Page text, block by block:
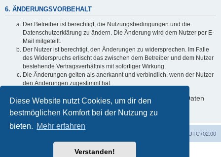
Diese Website nutzt Cookies, um dir den
bestmöglichen Komfort bei der Nutzung zu
bieten. Mehr erfahren
Verstanden!
6. ÄNDERUNGSVORBEHALT
Der Betreiber ist berechtigt, die Nutzungsbedingungen und die
Datenschutzerklärung zu ändern. Die Änderung wird dem Nutzer per E-
Mail mitgeteilt.
Der Nutzer ist berechtigt, den Änderungen zu widersprechen. Im Falle
des Widerspruchs erlischt das zwischen dem Betreiber und dem Nutzer
bestehende Vertragsverhältnis mit sofortiger Wirkung.
Die Änderungen gelten als anerkannt und verbindlich, wenn der Nutzer
den Änderungen zugestimmt hat.
Informationen über den Umgang mit deinen persönlichen Daten
sind in der Datenschutzerklärung enthalten.
UTC+02:00
Powered byphpBB® Forum Software © phpBB Limited